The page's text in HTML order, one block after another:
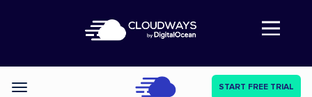
Abre a navegação
Categories START FREE TRIAL